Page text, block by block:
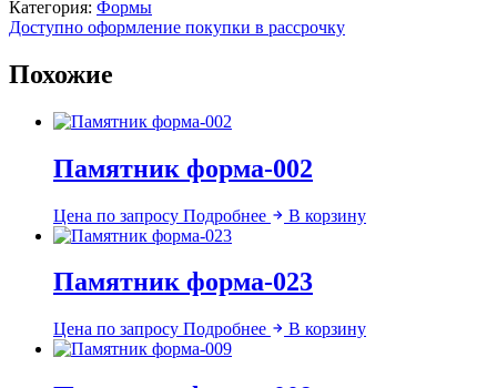
форма-031
Категория: Формы
Доступно оформление покупки в рассрочку
Похожие
Памятник форма-002
Цена по запросу Подробнее В корзину
Памятник форма-023
Цена по запросу Подробнее В корзину